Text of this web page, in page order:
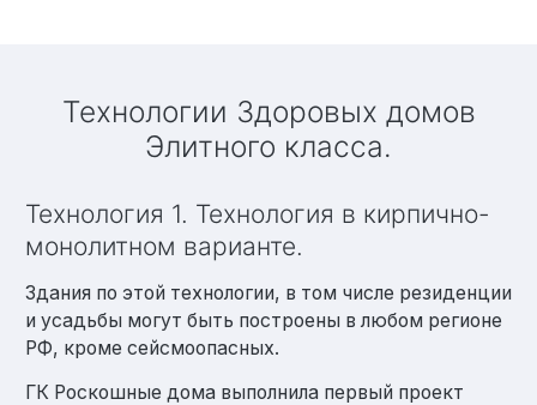
Технологии Здоровых домов
Элитного класса.
Технология 1. Технология в кирпично-
монолитном варианте.
Здания по этой технологии, в том числе резиденции
и усадьбы могут быть построены в любом регионе
РФ, кроме сейсмоопасных.
ГК Роскошные дома выполнила первый проект